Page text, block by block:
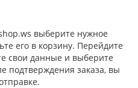
выберите нужное
его в корзину. Перейдите
свои данные и выберите
подтверждения заказа, вы